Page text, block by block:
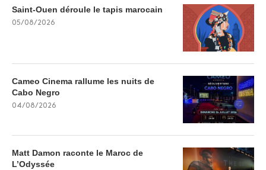
Saint-Ouen déroule le tapis marocain
05/08/2026
Cameo Cinema rallume les nuits de
Cabo Negro
04/08/2026
Matt Damon raconte le Maroc de
L’Odyssée